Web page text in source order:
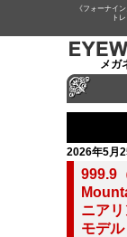
《フォーナイ
ト
メガ
2026年5月
999.9
ニア
モデル